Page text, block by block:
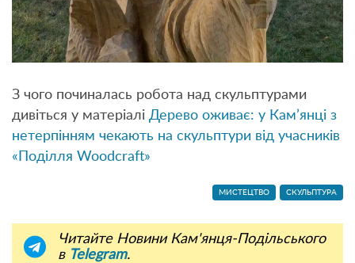
З чого починалась робота над скульптурами
дивіться у матеріалі Дерево оживає: у Кам’янці з
нетерпінням чекають на скульптури від учасників
«Поділля Woodcraft»
МИСТЕЦТВО СКУЛЬПТУРА
Читайте Новини Кам'янця-Подільського
в Telegram.